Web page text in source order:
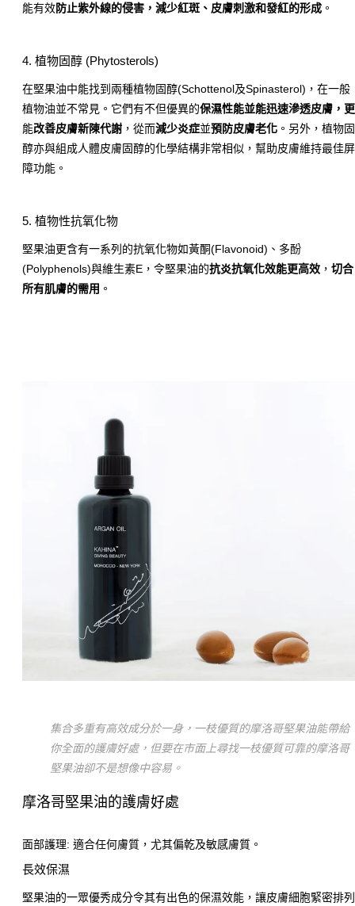
能有效防止紫外線的侵害，減少紅斑、皮膚刺激和發紅的形成 。
4. 植物固醇 (Phytosterols)
在堅果油中能找到兩種植物固醇(Schottenol及Spinasterol)，在一般
植物油並不常見。它們有不但優異的保濕性能並能迅速滲透皮膚，更
能改善皮膚新陳代謝 ，從而減少炎症並預防皮膚老化 。另外，植物固
醇亦與組成人體皮膚固醇的化學結構非常相似，幫助皮膚維持最佳屏
障功能。
5. 植物性抗氧化物
堅果油更含有一系列的抗氧化物如黃酮(Flavonoid) 、多酚
(Polyphenols)與維生素E ，令堅果油的抗炎抗氧化效能更高效 ，切合
所有肌膚的需用 。
集合多重有高效成分於一身，一枝優質的摩洛哥堅果油能帶給
你全面的護膚好處，但要在市面上尋找一枝優質可靠的摩洛哥
堅果油卻不是想像中容易。
摩洛哥堅果油的護膚好處
面部護理: 適合任何膚質，尤其偏乾及敏感膚質。
長效保濕
堅果油的一眾優秀成分令其有出色的保濕效能，讓皮膚細胞緊密排列